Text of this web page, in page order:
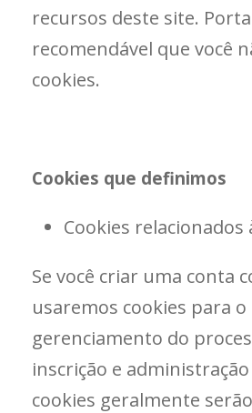
recursos deste site.
recomendável que você
cookies.
Cookies que definimos
Cookies relacionados
Se você criar uma conta
usaremos cookies para o
gerenciamento do
inscrição e administração
cookies geralmente